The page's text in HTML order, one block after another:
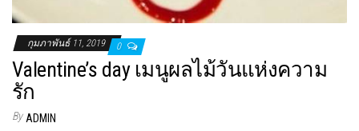
กุมภาพันธ์ 11, 2019 0
Valentine’s day เมนูผลไม้วันแห่งความ
รัก
By ADMIN